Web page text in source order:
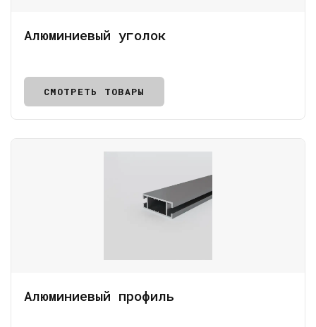
Алюминиевый уголок
СМОТРЕТЬ ТОВАРЫ
Алюминиевый профиль